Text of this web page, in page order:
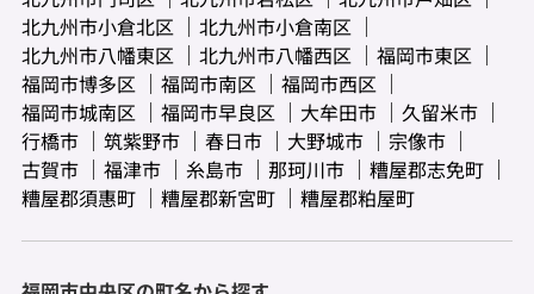
北九州市小倉北区
北九州市小倉南区
北九州市八幡東区
北九州市八幡西区
福岡市東区
福岡市博多区
福岡市南区
福岡市西区
福岡市城南区
福岡市早良区 大牟田市
久留米市
行橋市
筑紫野市 春日市 大野城市
宗像市
古賀市
福津市 糸島市 那珂川市
糟屋郡志免町
糟屋郡須惠町
糟屋郡新宮町 糟屋郡粕屋町